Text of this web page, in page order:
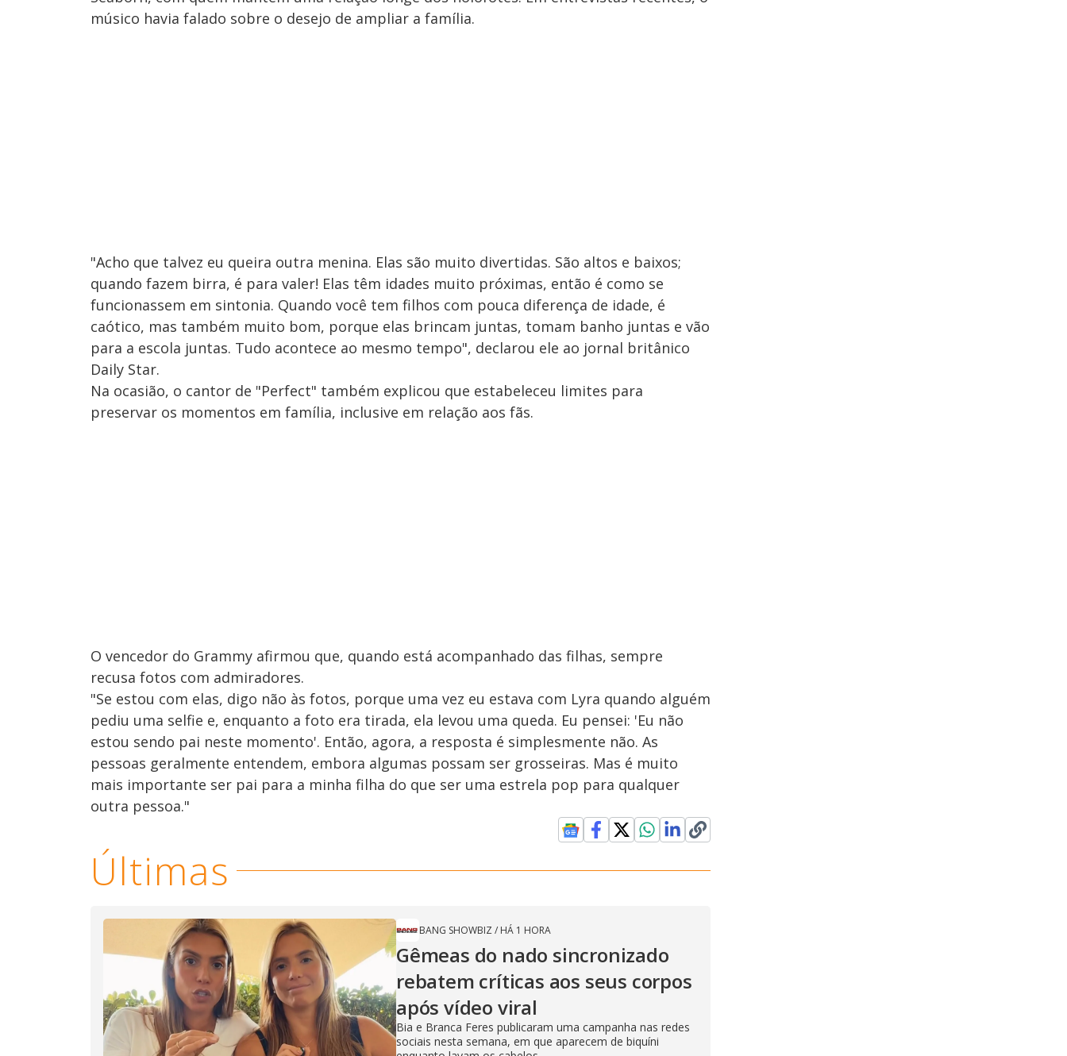
músico havia falado sobre o desejo de ampliar a família.
"Acho que talvez eu queira outra menina. Elas são muito divertidas. São altos e baixos;
quando fazem birra, é para valer! Elas têm idades muito próximas, então é como se
funcionassem em sintonia. Quando você tem filhos com pouca diferença de idade, é
caótico, mas também muito bom, porque elas brincam juntas, tomam banho juntas e vão
para a escola juntas. Tudo acontece ao mesmo tempo", declarou ele ao jornal britânico
Daily Star.
Na ocasião, o cantor de "Perfect" também explicou que estabeleceu limites para
preservar os momentos em família, inclusive em relação aos fãs.
O vencedor do Grammy afirmou que, quando está acompanhado das filhas, sempre
recusa fotos com admiradores.
"Se estou com elas, digo não às fotos, porque uma vez eu estava com Lyra quando alguém
pediu uma selfie e, enquanto a foto era tirada, ela levou uma queda. Eu pensei: 'Eu não
estou sendo pai neste momento'. Então, agora, a resposta é simplesmente não. As
pessoas geralmente entendem, embora algumas possam ser grosseiras. Mas é muito
mais importante ser pai para a minha filha do que ser uma estrela pop para qualquer
outra pessoa."
Últimas
BANG SHOWBIZ / HÁ 1 HORA
Gêmeas do nado sincronizado
rebatem críticas ​a​os seus corpos
após vídeo viral
Bia e Branca Feres publicaram uma campanha nas redes
sociais nesta semana, em que aparecem de biquíni